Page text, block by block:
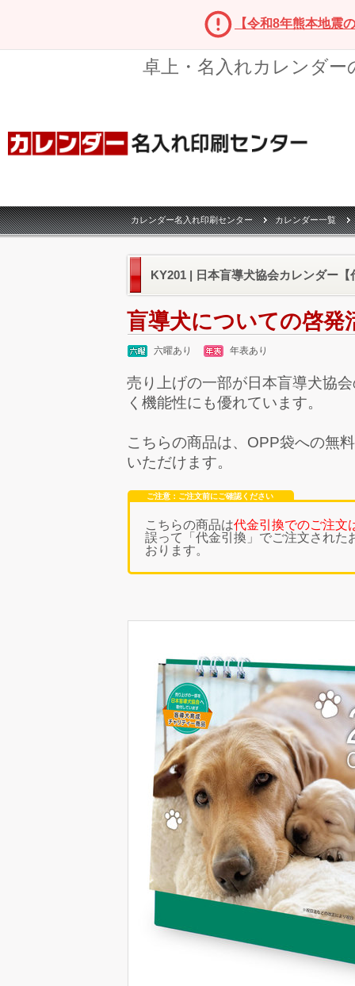
【令和8年熊本地震
卓上・名入れカレンダ
カレンダー名入れ印刷センター カレンダー一覧
KY201 | 日本盲導犬協会カレンダー
盲導犬についての啓発
六曜あり 年表あり
売り上げの一部が日本盲導犬協
く機能性にも優れています。
こちらの商品は、 OPP袋への無
いただけます。
ご注意：ご注文前にご確認ください
こちらの商品は代金引換でのご注文
誤って「代金引換」でご注文された
おります。